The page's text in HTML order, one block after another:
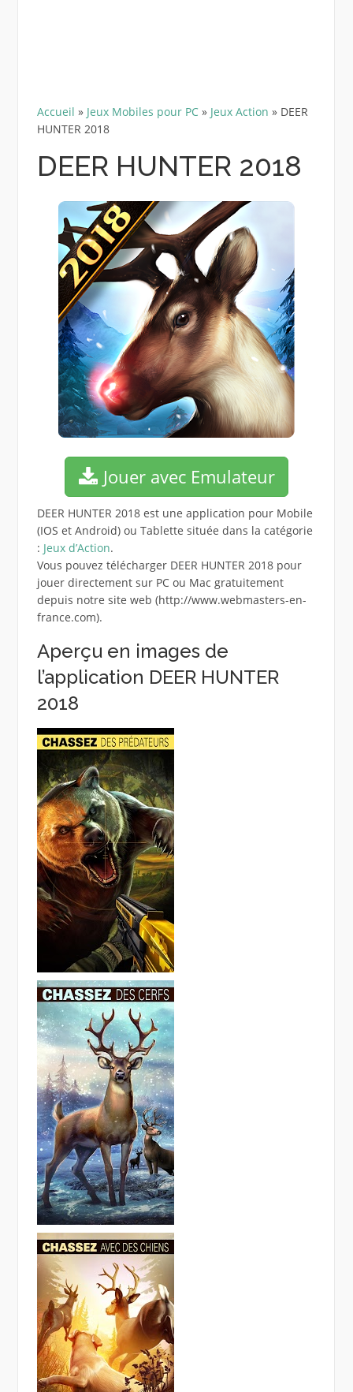
Accueil » Jeux Mobiles pour PC» Jeux Action » DEER
HUNTER 2018
DEER HUNTER 2018
Jouer avec Emulateur
DEER HUNTER 2018 est une application pour Mobile
(IOS et Android) ou Tablette située dans la catégorie
: Jeux d’Action.
Vous pouvez télécharger DEER HUNTER 2018 pour
jouer directement sur PC ou Mac gratuitement
depuis notre site web (http://www.webmasters-en-
france.com).
Aperçu en images de
l’application DEER HUNTER
2018